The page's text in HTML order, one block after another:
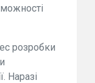
розробки
Наразі